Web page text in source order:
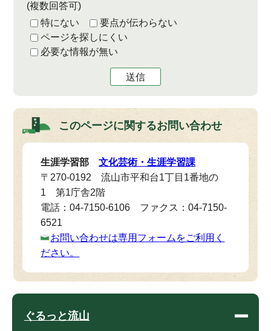
(複数回答可)
特にない
要点が伝わらない
ページを探しにくい
必要な情報が無い
送信
このページに関するお問い合わせ
生涯学習部文化芸術・生涯学習課
〒270-0192 流山市平和台1丁目1番地の
1 第1庁舎2階
電話：04-7150-6106 ファクス：04-7150-
6521
お問い合わせは専用フォームをご利用く
ださい。
ぐるっと流山